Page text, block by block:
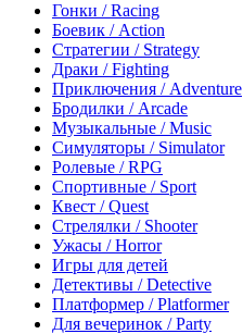
Гонки / Racing
Боевик / Action
Стратегии / Strategy
Драки / Fighting
Приключения / Adventure
Бродилки / Arcade
Музыкальные / Music
Симуляторы / Simulator
Ролевые / RPG
Спортивные / Sport
Квест / Quest
Стрелялки / Shooter
Ужасы / Horror
Игры для детей
Детективы / Detective
Платформер / Platformer
Для вечеринок / Party